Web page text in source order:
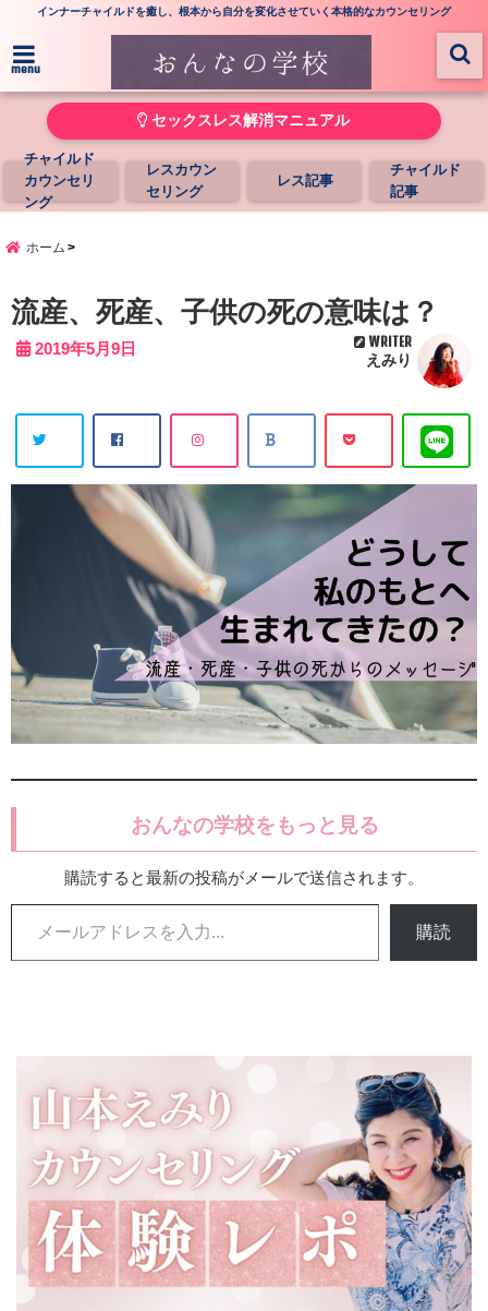
インナーチャイルドを癒し、根本から自分を変化させていく本格的なカウンセリング
menu
セックスレス解消マニュアル
チャイルド
カウンセリ
ング
レスカウン
セリング
レス記事
チャイルド
記事
ホーム
流産、死産、子供の死の意味は？
2019年5月9日 WRITER
えみり
おんなの学校をもっと見る
購読すると最新の投稿がメールで送信されます。
メールアドレスを入力...
購読